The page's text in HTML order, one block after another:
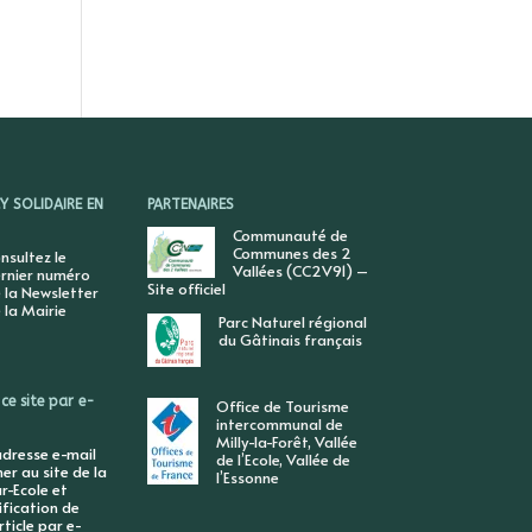
SOLIDAIRE EN
le
numéro
la Newsletter
la Mairie
site par e-
e-mail
au site de la
Ecole et
de
par e-
PARTENAIRES
Communauté de
Communes des 2
Vallées (CC2V91) –
Site officiel
Parc Naturel régional
du Gâtinais français
Office de Tourisme
intercommunal de
Milly-la-Forêt, Vallée
de l’Ecole, Vallée de
l’Essonne